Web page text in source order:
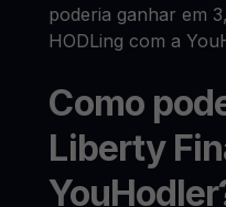
poderia ganhar em
HODLing com a
Como
Liberty